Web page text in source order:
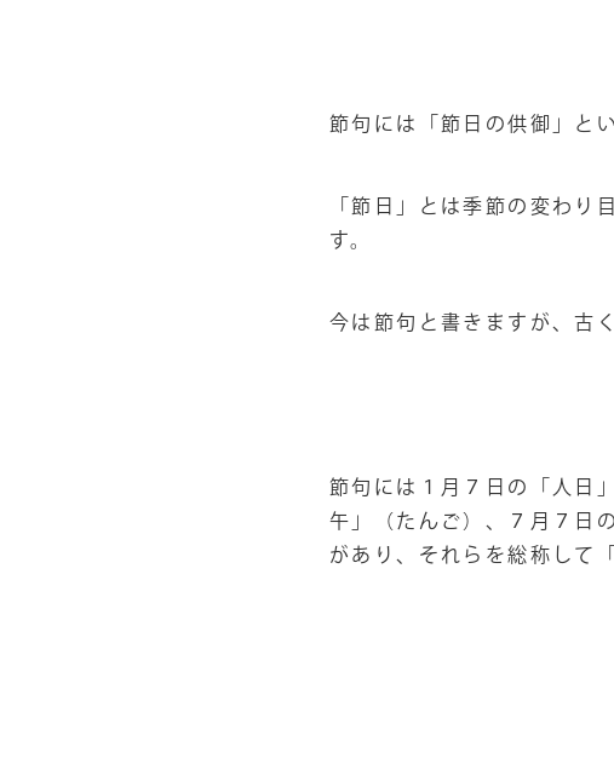
節句には「節日の供御」と
「節日」とは季節の変わり
す。
今は節句と書きますが、古
節句には１月７日の「人日
午」（たんご）、７月７日
があり、それらを総称して